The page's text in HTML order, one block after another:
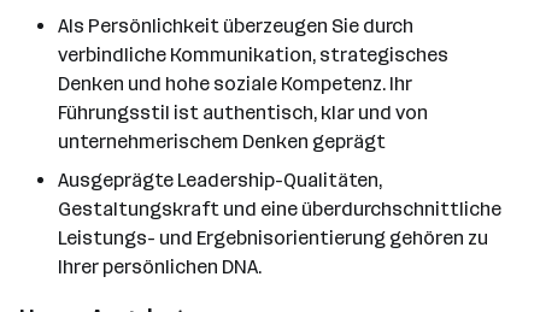
Als Persönlichkeit überzeugen Sie durch
verbindliche Kommunikation, strategisches
Denken und hohe soziale Kompetenz. Ihr
Führungsstil ist authentisch, klar und von
unternehmerischem Denken geprägt
Ausgeprägte Leadership-Qualitäten,
Gestaltungskraft und eine überdurchschnittliche
Leistungs- und Ergebnisorientierung gehören zu
Ihrer persönlichen DNA.